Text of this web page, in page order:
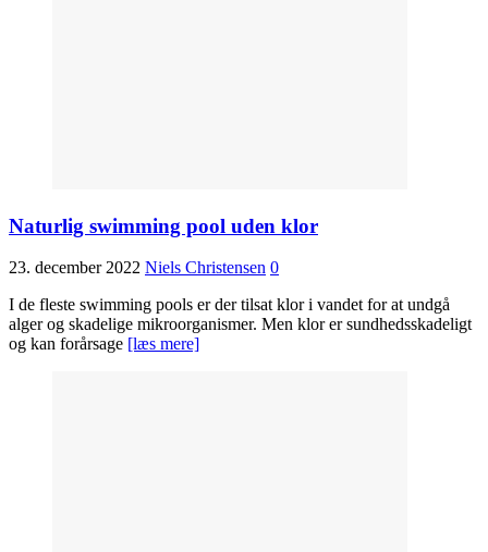
Naturlig swimming pool uden klor
23. december 2022 Niels Christensen 0
I de fleste swimming pools er der tilsat klor i vandet for at undgå
alger og skadelige mikroorganismer. Men klor er sundhedsskadeligt
og kan forårsage [læs mere]